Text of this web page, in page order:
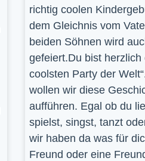
richtig coolen
dem Gleichnis vom
beiden Söhnen wird
gefeiert.Du bist
coolsten Party der
wollen wir diese
aufführen. Egal ob du
spielst, singst, tanzt
wir haben da was für
Freund oder eine